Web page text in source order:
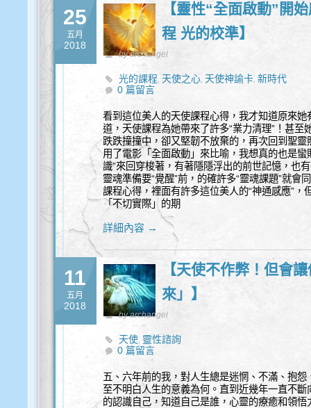
25
五月
2018
【靈性“全面啟動”開
程 光的校準】
by archangel
光的課程, 天使之心, 天使神諭卡,新時代
0 篇留言
看到這位美人的天使課程心得，我才知道原來她
道，天使課程為她帶來了許多“業力清理”！甚至
跌跌撞撞中，卻又堅韌不放棄的，再次回到聖
用了電影「全面啟動」來比喻，我想真的也是
識”來回穿梭著，有著隱隱浮出的前世記憶，也
靈魂準備要“覺醒”前，的確許多“靈魂課題”就
課程心得，裡面有許多這位美人的“神通感應”，
「不切實際」的期
詳細內容 →
11
五月
2018
【天使不作弊！但會
來」】
by archangel
天使, 靈性諮詢
0 篇留言
五、六年前的我，對人生總是迷惘、不滿、抱
至不明白人生的意義為何。直到近幾年一直不
的認識自己，知道自己是誰，心靈的療癒和領